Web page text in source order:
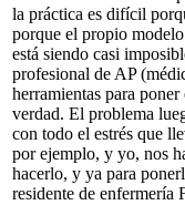
la práctica es difícil
porque el propio
está siendo casi
profesional de AP
herramientas para
verdad. El problema
con todo el estrés que
por ejemplo, y yo, nos
hacerlo, y ya para
residente de